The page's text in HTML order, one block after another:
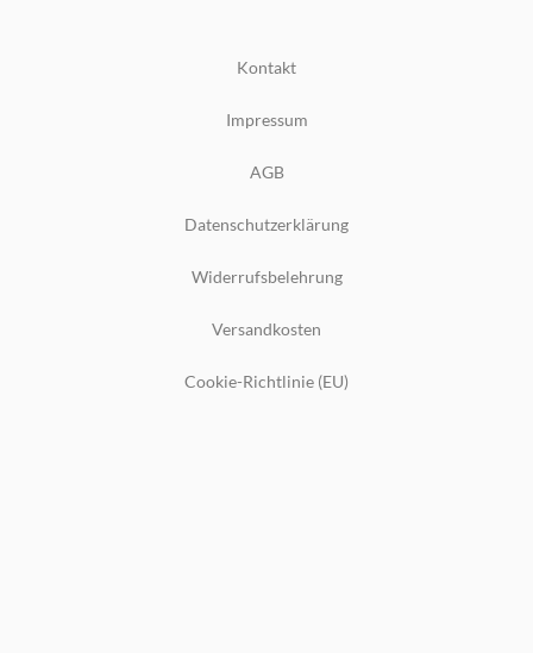
Kontakt
Impressum
AGB
Datenschutzerklärung
Widerrufsbelehrung
Versandkosten
Cookie-Richtlinie (EU)